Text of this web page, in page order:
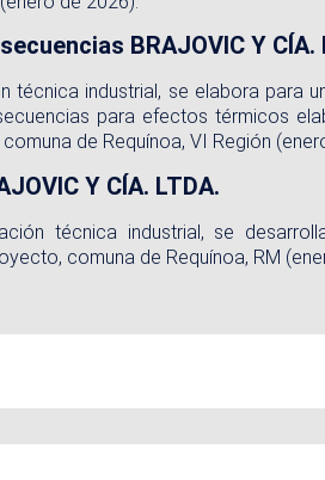
BRAJOVIC Y CÍA.
técnica industrial, se elabora para
para efectos térmicos
de Requínoa, VI Región
Y CÍA. LTDA.
técnica industrial, se
comuna de Requínoa, RM